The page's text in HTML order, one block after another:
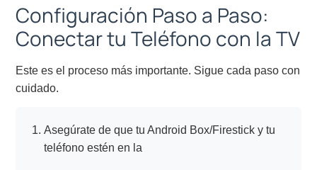
Configuración Paso a Paso:
Conectar tu Teléfono con la TV
Este es el proceso más importante. Sigue cada paso con
cuidado.
Asegúrate de que tu Android Box/Firestick y tu
teléfono estén en la